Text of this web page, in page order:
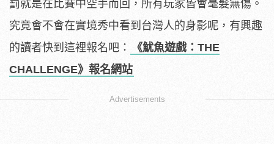
罰就是在比賽中空手而回，所有玩家皆會毫髮無傷。
究竟會不會在實境秀中看到台灣人的身影呢，有興趣
的讀者快到這裡報名吧：
《魷魚遊戲：THE
CHALLENGE》報名網站
Advertisements